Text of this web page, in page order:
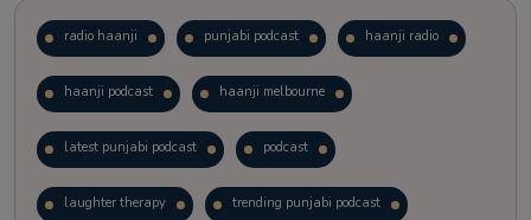
radio haanji punjabi podcast haanji radio
haanji podcast haanji melbourne
latest punjabi podcast podcast
laughter therapy trending punjabi podcast